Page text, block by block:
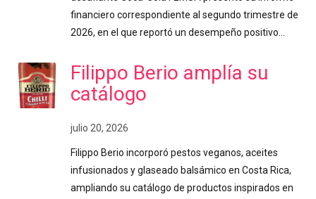
financiero correspondiente al segundo trimestre de
2026, en el que reportó un desempeño positivo…
Filippo Berio amplía su
catálogo
julio 20, 2026
Filippo Berio incorporó pestos veganos, aceites
infusionados y glaseado balsámico en Costa Rica,
ampliando su catálogo de productos inspirados en